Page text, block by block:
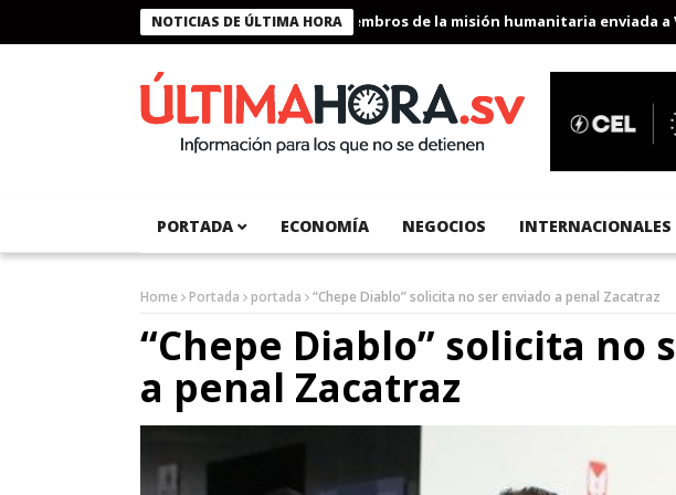
NOTICIAS DE ÚLTIMA HORA
Presidente Bukele condecora a miembros de la misión humanitaria enviada a
PORTADA ECONOMÍA NEGOCIOS INTERNACIONALES
Home Portada portada “Chepe Diablo” solicita no ser enviado a penal Zacatraz
“Chepe Diablo” solicita no
a penal Zacatraz